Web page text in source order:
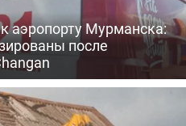
аэропорту Мурманска:
после